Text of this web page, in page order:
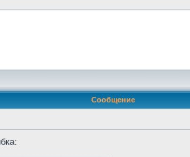
Сообщение